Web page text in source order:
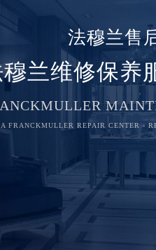
法穆兰售
兰维修保养
FRANCKMULLER REPAIR CENTER -
中国区售后服务网络优化升
全国官方售后客户服务热线：
统一服务热线400-609-9509